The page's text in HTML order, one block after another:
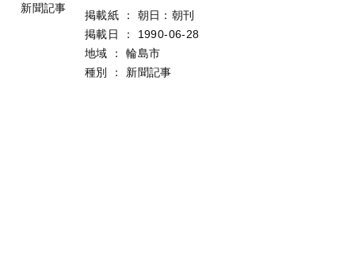
新聞記事
掲載紙 ：
朝日：朝刊
掲載日
：
1990-06-28
地域
：
輪島市
種別
： 新聞記事